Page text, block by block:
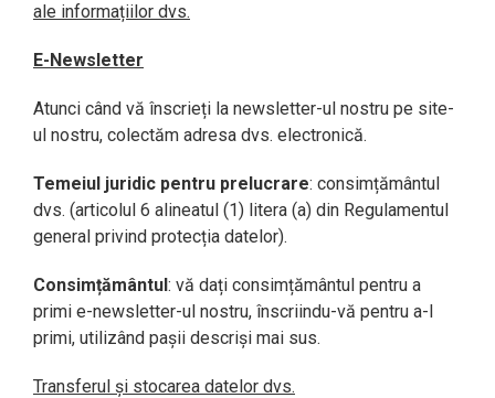
ale informațiilor dvs.
E-Newsletter
Atunci când vă înscrieți la newsletter-ul nostru pe site-
ul nostru, colectăm adresa dvs. electronică.
Temeiul juridic pentru prelucrare: consimțământul
dvs. (articolul 6 alineatul (1) litera (a) din Regulamentul
general privind protecția datelor).
Consimțământul: vă dați consimțământul pentru a
primi e-newsletter-ul nostru, înscriindu-vă pentru a-l
primi, utilizând pașii descriși mai sus.
Transferul și stocarea datelor dvs.